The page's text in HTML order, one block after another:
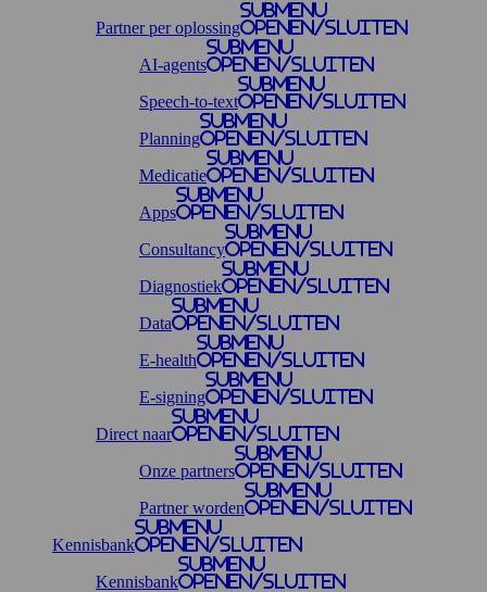
Partner per oplossing
Submenu
openen/sluiten
AI-agents
Submenu
openen/sluiten
Speech-to-text
Submenu
openen/sluiten
Planning
Submenu
openen/sluiten
Medicatie
Submenu
openen/sluiten
Apps
Submenu
openen/sluiten
Consultancy
Submenu
openen/sluiten
Diagnostiek
Submenu
openen/sluiten
Data
Submenu
openen/sluiten
E-health
Submenu
openen/sluiten
E-signing
Submenu
openen/sluiten
Direct naar
Submenu
openen/sluiten
Onze partners
Submenu
openen/sluiten
Partner worden
Submenu
openen/sluiten
Kennisbank
Submenu
openen/sluiten
Kennisbank
Submenu
openen/sluiten